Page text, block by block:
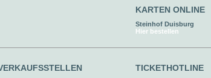
KARTEN ONLINE
Steinhof Duisburg
Hier bestellen
TICKETHOTLINE